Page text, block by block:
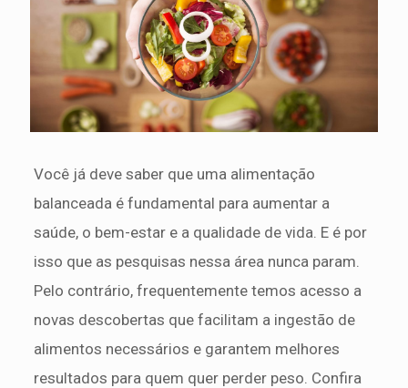
Você já deve saber que uma alimentação
balanceada é fundamental para aumentar a
saúde, o bem-estar e a qualidade de vida. E é por
isso que as pesquisas nessa área nunca param.
Pelo contrário, frequentemente temos acesso a
novas descobertas que facilitam a ingestão de
alimentos necessários e garantem melhores
resultados para quem quer perder peso. Confira